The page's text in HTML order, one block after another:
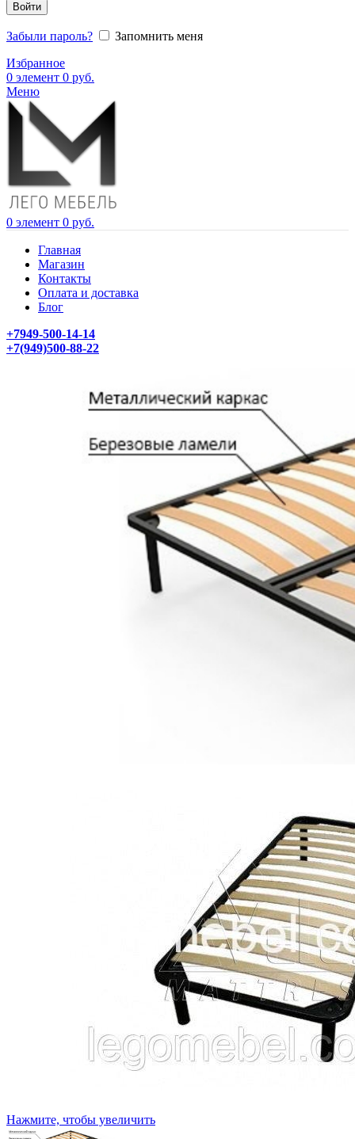
Войти
Забыли пароль?
Запомнить меня
Избранное
0 элемент 0 руб.
Меню
0 элемент 0 руб.
Главная
Магазин
Контакты
Оплата и доставка
Блог
+7949-500-14-14
+7(949)500-88-22
Нажмите, чтобы увеличить